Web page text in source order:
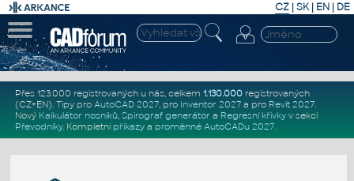
CZ | SK| EN | DE
Přes 123.000 registrovaných u nás, celkem 1.130.000registrovaných
(CZ+EN). Tipy pro AutoCAD 2027, pro Inventor 2027a pro Revit 2027.
Nový Kalkulátor nosníků, Spirograf generátor a Regresní křivkyv sekci
Převodníky. Kompletní příkazya proměnné AutoCADu 2027.